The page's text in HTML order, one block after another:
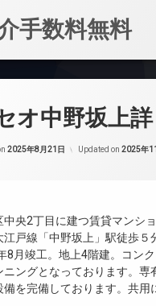
手数料無料
オ中野坂上
2025年8月21日 Updated on 2025年
中央2丁目に建つ賃貸マンショ
江戸線「中野坂上」駅徒歩５
8月竣工。地上4階建。コン
ニングとなっております。
備を完備しております。共用